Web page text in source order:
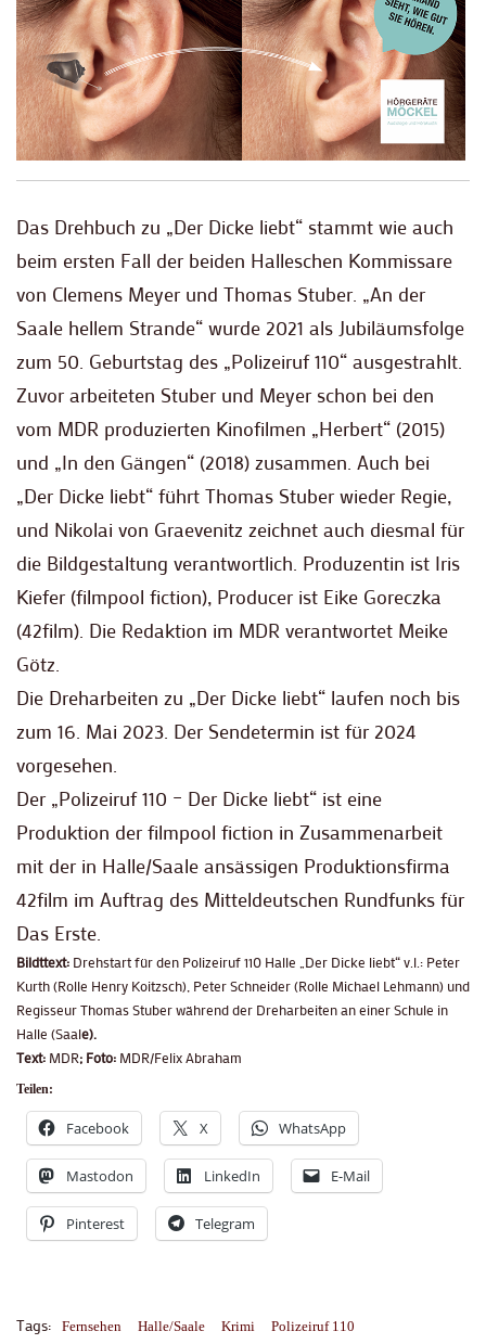
Das Drehbuch zu „Der Dicke liebt“ stammt wie auch
beim ersten Fall der beiden Halleschen Kommissare
von Clemens Meyer und Thomas Stuber. „An der
Saale hellem Strande“ wurde 2021 als Jubiläumsfolge
zum 50. Geburtstag des „Polizeiruf 110“ ausgestrahlt.
Zuvor arbeiteten Stuber und Meyer schon bei den
vom MDR produzierten Kinofilmen „Herbert“ (2015)
und „In den Gängen“ (2018) zusammen. Auch bei
„Der Dicke liebt“ führt Thomas Stuber wieder Regie,
und Nikolai von Graevenitz zeichnet auch diesmal für
die Bildgestaltung verantwortlich. Produzentin ist Iris
Kiefer (filmpool fiction), Producer ist Eike Goreczka
(42film). Die Redaktion im MDR verantwortet Meike
Götz.
Die Dreharbeiten zu „Der Dicke liebt“ laufen noch bis
zum 16. Mai 2023. Der Sendetermin ist für 2024
vorgesehen.
Der „Polizeiruf 110 – Der Dicke liebt“ ist eine
Produktion der filmpool fiction in Zusammenarbeit
mit der in Halle/Saale ansässigen Produktionsfirma
42film im Auftrag des Mitteldeutschen Rundfunks für
Das Erste.
Bildttext: Drehstart für den Polizeiruf 110 Halle „Der Dicke liebt“ v.l.: Peter
Kurth (Rolle Henry Koitzsch), Peter Schneider (Rolle Michael Lehmann) und
Regisseur Thomas Stuber während der Dreharbeiten an einer Schule in
Halle (Saale).
Text: MDR; Foto: MDR/Felix Abraham
Teilen:
Facebook X WhatsApp
Mastodon LinkedIn E-Mail
Pinterest Telegram
Tags: Fernsehen Halle/Saale Krimi Polizeiruf 110